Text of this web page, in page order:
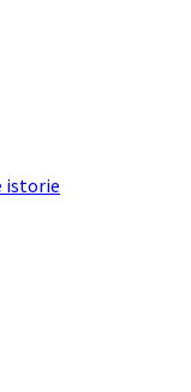
istorie